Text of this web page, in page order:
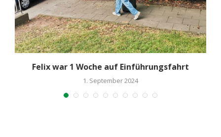
Felix war 1 Woche auf Einführungsfahrt
1. September 2024